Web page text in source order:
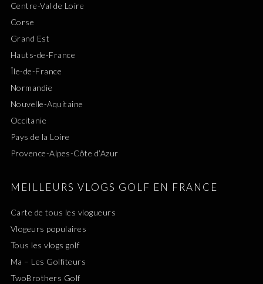
Centre-Val de Loire
Corse
Grand Est
Hauts-de-France
Île-de-France
Normandie
Nouvelle-Aquitaine
Occitanie
Pays de la Loire
Provence-Alpes-Côte d’Azur
MEILLEURS VLOGS GOLF EN FRANCE
Carte de tous les vlogueurs
Vlogeurs populaires
Tous les vlogs golf
Ma – Les Golfiteurs
TwoBrothers Golf